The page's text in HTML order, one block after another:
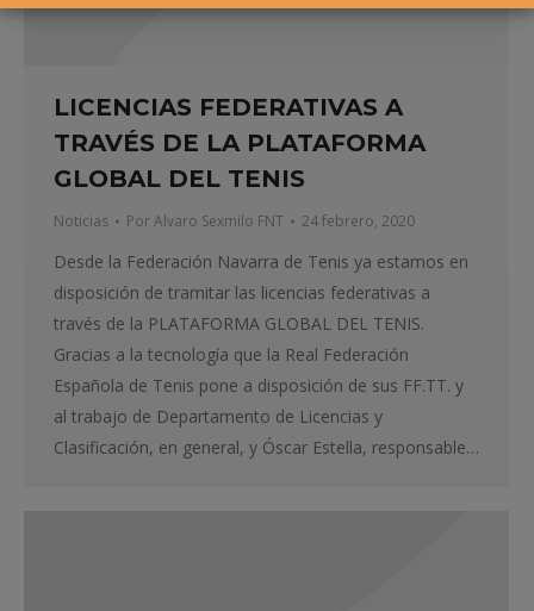
LICENCIAS FEDERATIVAS A
TRAVÉS DE LA PLATAFORMA
GLOBAL DEL TENIS
Noticias PorAlvaro Sexmilo FNT 24 febrero, 2020
Desde la Federación Navarra de Tenis ya estamos en
disposición de tramitar las licencias federativas a
través de la PLATAFORMA GLOBAL DEL TENIS.
Gracias a la tecnología que la Real Federación
Española de Tenis pone a disposición de sus FF.TT. y
al trabajo de Departamento de Licencias y
Clasificación, en general, y Óscar Estella, responsable…